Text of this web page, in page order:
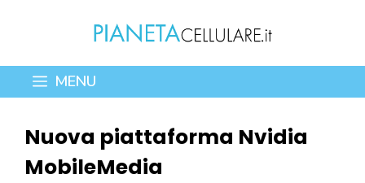
contenuto
MENU
Nuova piattaforma Nvidia
MobileMedia